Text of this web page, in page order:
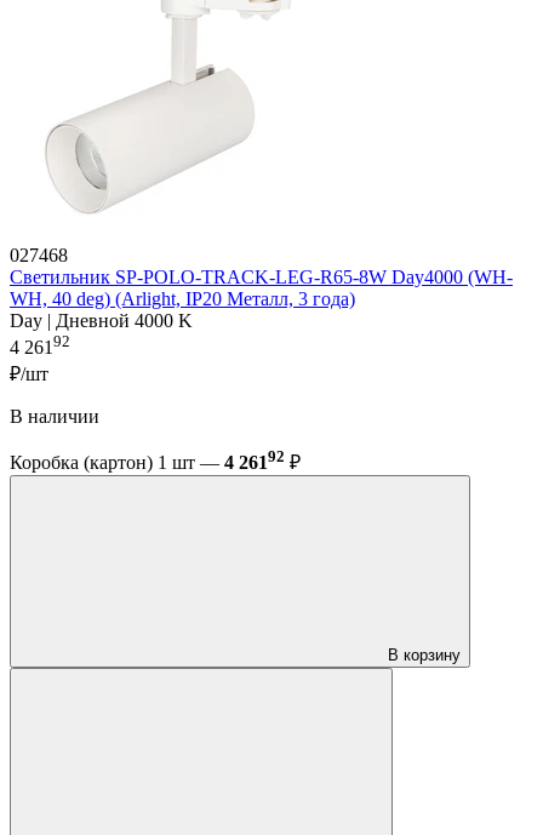
027468
Светильник SP-POLO-TRACK-LEG-R65-8W Day4000 (WH-
WH, 40 deg) (Arlight, IP20 Металл, 3 года)
Day | Дневной 4000 K
4 26192
₽/шт
В наличии
Коробка (картон) 1 шт — 4 26192 ₽
В корзину